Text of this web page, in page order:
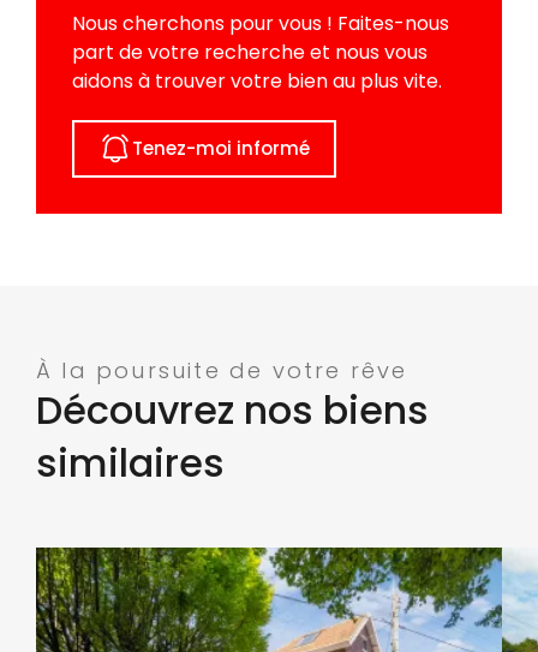
Nous cherchons pour vous ! Faites-nous
part de votre recherche et nous vous
aidons à trouver votre bien au plus vite.
Tenez-moi informé
À la poursuite de votre rêve
Découvrez nos biens
similaires